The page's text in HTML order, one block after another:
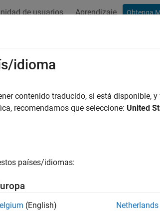
de usuarios Aprendizaje Obtenga
How
idioma
contenido traducido, si está disponible,
recomendamos que seleccione: United
países/idiomas:
(English)
Netherlands